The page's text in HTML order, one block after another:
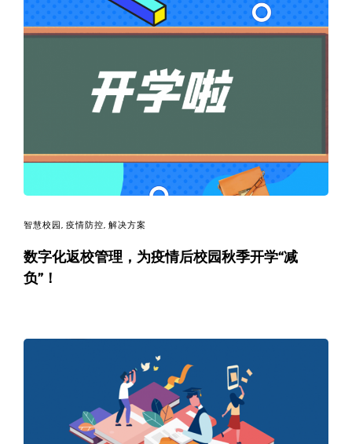
_
案
例
白
皮
智慧校园 , 疫情防控, 解决方案
数字化返校管理，为疫情后校园秋季开学“减
负”！